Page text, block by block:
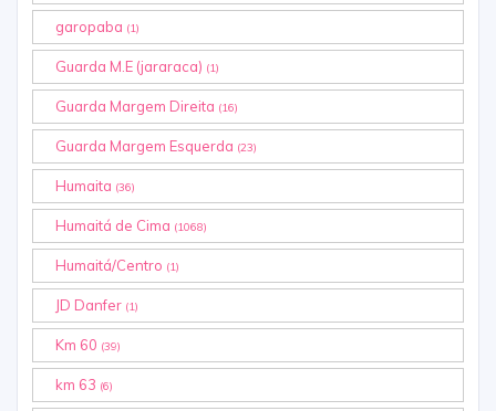
garopaba (1)
Guarda M.E (jararaca) (1)
Guarda Margem Direita (16)
Guarda Margem Esquerda (23)
Humaita (36)
Humaitá de Cima (1068)
Humaitá/Centro (1)
JD Danfer (1)
Km 60 (39)
km 63 (6)